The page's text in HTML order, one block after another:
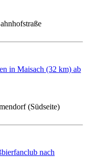
in Maisach (32 km) ab
(Südseite)
nach